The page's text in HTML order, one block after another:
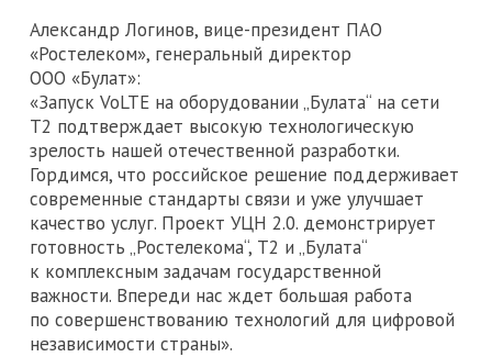
Александр Логинов, вице-президент ПАО
«Ростелеком», генеральный директор
ООО «Булат»:
«Запуск VoLTE на оборудовании „Булата“ на сети
Т2 подтверждает высокую технологическую
зрелость нашей отечественной разработки.
Гордимся, что российское решение поддерживает
современные стандарты связи и уже улучшает
качество услуг. Проект УЦН 2.0. демонстрирует
готовность „Ростелекома“, Т2 и „Булата“
к комплексным задачам государственной
важности. Впереди нас ждет большая работа
по совершенствованию технологий для цифровой
независимости страны».